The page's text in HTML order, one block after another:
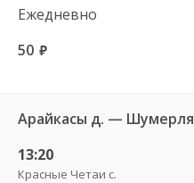
Ежедневно
50 руб.
Арайкасы д. — Шумерля
13:20
Красные Четаи с.